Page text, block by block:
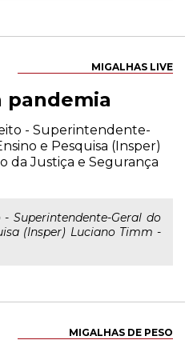
MIGALHAS LIVE
pandemia
- Superintendente-
e Pesquisa (Insper)
da Justiça e Segurança
Superintendente-Geral do
(Insper) Luciano Timm -
MIGALHAS DE PESO